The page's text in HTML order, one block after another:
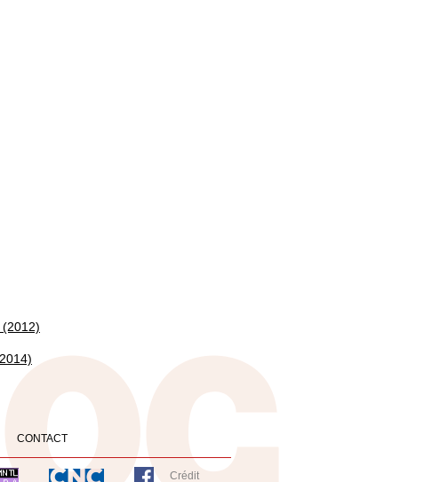
CONTACT
Crédit